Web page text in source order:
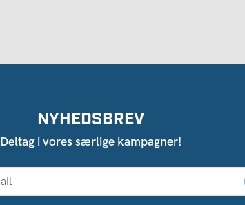
NYHEDSBREV
Deltag i vores særlige kampagner!